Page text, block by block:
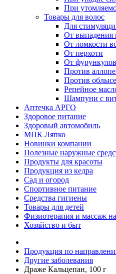
При
Товары для волос
Для
От выпадения
От ломкости
От перхоти
От фурункулов
Против
Против
Репейное
Шампуни с
Аптечка АРГО
Здоровое питание
Здоровый автомобиль
МПК Ляпко
Новинки компании
Полезные наружные
Продукты для красоты
Продукция из кедра
Сад и огород
Спортивное питание
Средства гигиены
Товары для детей
Физиотерапия и массаж
Хозяйство и быт
Продукция по
Другие заболевания
Драже Кальцепан, 100 г